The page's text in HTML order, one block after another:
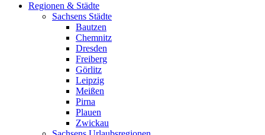
Regionen & Städte
Sachsens Städte
Bautzen
Chemnitz
Dresden
Freiberg
Görlitz
Leipzig
Meißen
Pirna
Plauen
Zwickau